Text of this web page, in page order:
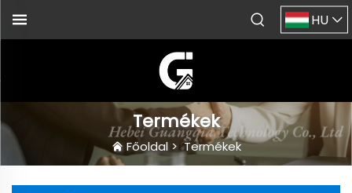
HU
Termékek
Főoldal>Termékek